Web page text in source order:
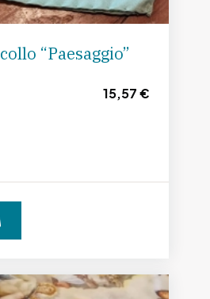
“Paesaggio”
15,57 €